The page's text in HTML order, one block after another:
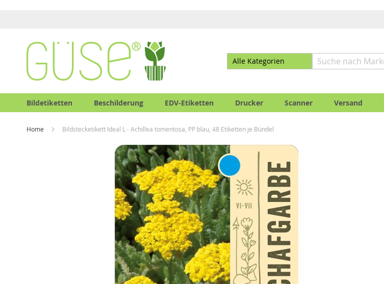
Bildetiketten Beschilderung EDV-Etiketten Drucker Scanner Versand
Home Bildstecketikett Ideal L - Achillea tomentosa, PP blau, 48 Etiketten je Bündel